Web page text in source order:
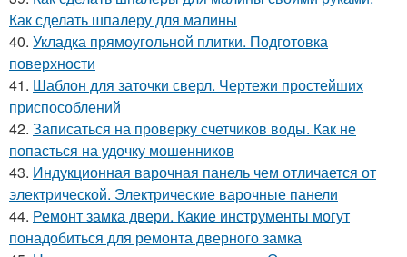
Как сделать шпалеру для малины
40. Укладка прямоугольной плитки. Подготовка
поверхности
41. Шаблон для заточки сверл. Чертежи простейших
приспособлений
42. Записаться на проверку счетчиков воды. Как не
попасться на удочку мошенников
43. Индукционная варочная панель чем отличается от
электрической. Электрические варочные панели
44. Ремонт замка двери. Какие инструменты могут
понадобиться для ремонта дверного замка